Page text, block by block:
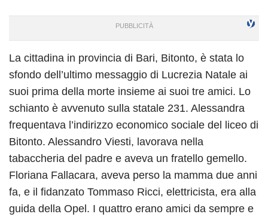
La cittadina in provincia di Bari, Bitonto, è stata lo
sfondo dell’ultimo messaggio di Lucrezia Natale ai
suoi prima della morte insieme ai suoi tre amici. Lo
schianto è avvenuto sulla statale 231. Alessandra
frequentava l’indirizzo economico sociale del liceo di
Bitonto. Alessandro Viesti, lavorava nella
tabaccheria del padre e aveva un fratello gemello.
Floriana Fallacara, aveva perso la mamma due anni
fa, e il fidanzato Tommaso Ricci, elettricista, era alla
guida della Opel. I quattro erano amici da sempre e